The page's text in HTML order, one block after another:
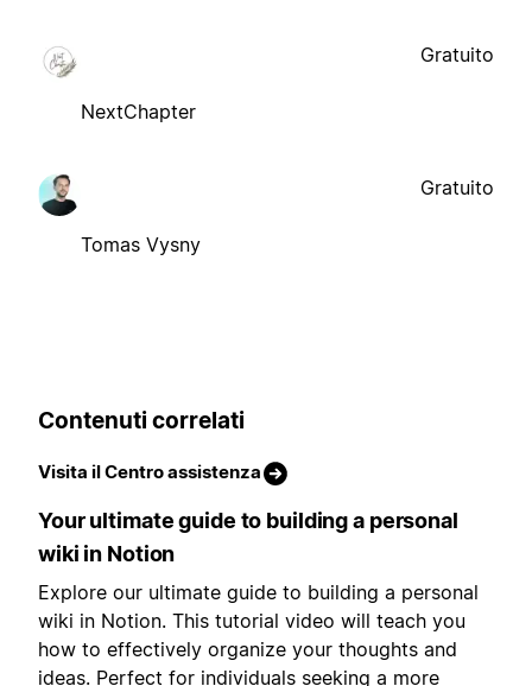
NextChapter
Gratuito
Tomas Vysny
Gratuito
Contenuti correlati
Visita il Centro assistenza
Your ultimate guide to building a personal
wiki in Notion
Explore our ultimate guide to building a personal
wiki in Notion. This tutorial video will teach you
how to effectively organize your thoughts and
ideas. Perfect for individuals seeking a more